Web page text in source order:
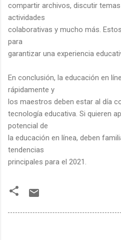
compartir archivos, discutir
actividades
colaborativas y mucho más.
para
garantizar una experiencia
En conclusión, la educación en
rápidamente y
los maestros deben estar al día
tecnología educativa. Si quieren
potencial de
la educación en línea, deben
tendencias
principales para el 2021.